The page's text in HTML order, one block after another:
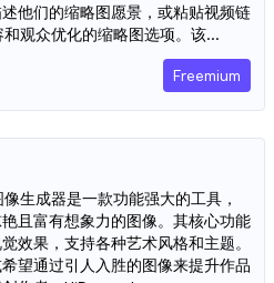
他们的缩略图愿景，或粘贴视频链
观众优化的缩略图选项。该...
Freemium
生成器是一款功能强大的工具，
且富有想象力的图像。其核心功能
效果，支持各种艺术风格和主题。
望通过引人入胜的图像来提升作品